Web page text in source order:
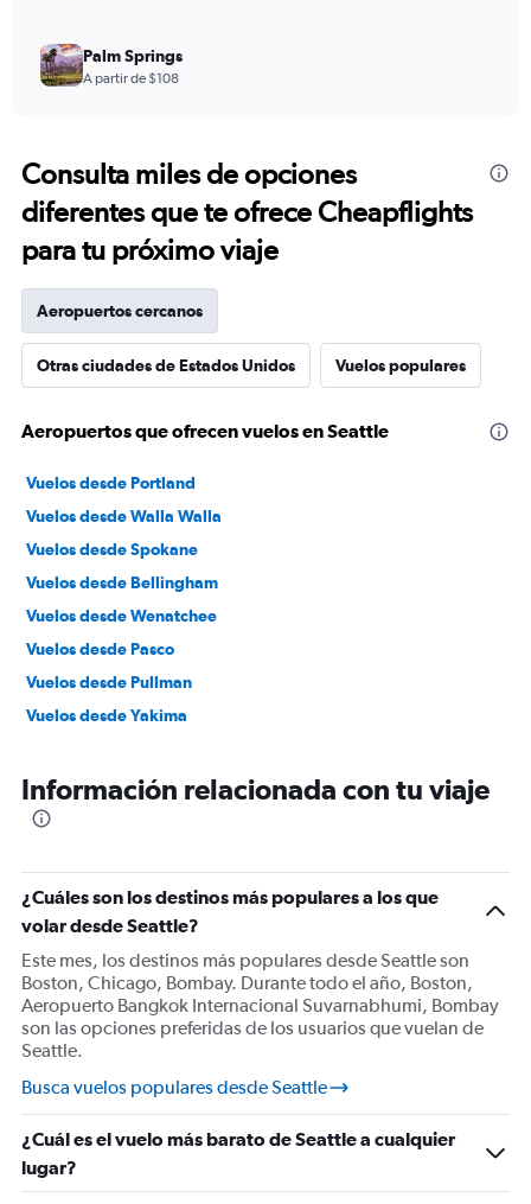
Palm Springs
A partir de $108
Consulta miles de opciones
diferentes que te ofrece Cheapflights
para tu próximo viaje
Aeropuertos cercanos
Otras ciudades de Estados Unidos Vuelos populares
Aeropuertos que ofrecen vuelos en Seattle
Vuelos desde Portland
Vuelos desde Walla Walla
Vuelos desde Spokane
Vuelos desde Bellingham
Vuelos desde Wenatchee
Vuelos desde Pasco
Vuelos desde Pullman
Vuelos desde Yakima
Información relacionada con tu viaje
¿Cuáles son los destinos más populares a los que
volar desde Seattle?
Este mes, los destinos más populares desde Seattle son
Boston, Chicago, Bombay. Durante todo el año, Boston,
Aeropuerto Bangkok Internacional Suvarnabhumi, Bombay
son las opciones preferidas de los usuarios que vuelan de
Seattle.
Busca vuelos populares desde Seattle
¿Cuál es el vuelo más barato de Seattle a cualquier
lugar?